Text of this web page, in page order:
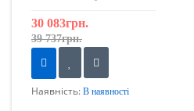
30 083грн.
39 737грн.
Наявність: В наявності